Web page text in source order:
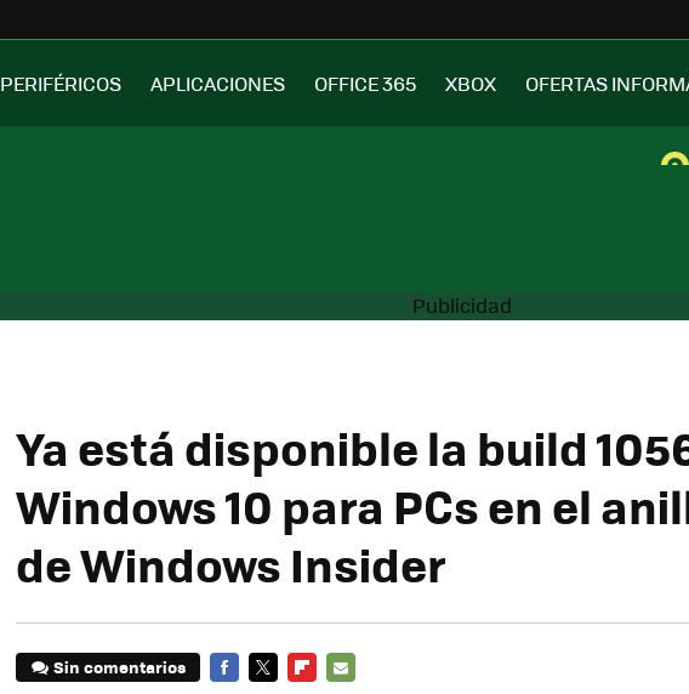
PERIFÉRICOS APLICACIONES OFFICE 365 XBOX OFERTAS
Ya está disponible la build
Windows 10 para PCs en el
de Windows Insider
Sin comentarios